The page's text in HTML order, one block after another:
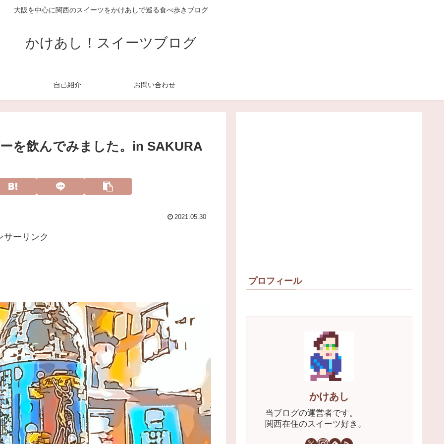
大阪を中心に関西のスイーツをかけあしで巡る食べ歩きブログ
かけあし！スイーツブログ
自己紹介 お問い合わせ
を飲んでみました。in SAKURA
2021.05.30
サーリンク
プロフィール
かけあし
当ブログの運営者です。
関西在住のスイーツ好き。